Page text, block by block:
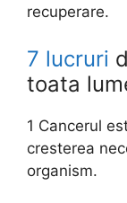
recuperare.
7 lucruri
toata
1 Cancerul
cresterea
organism.